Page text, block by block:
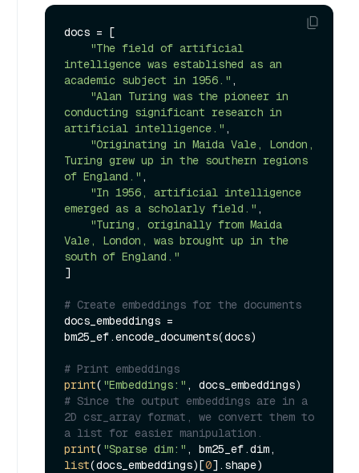
docs = [
"The field of artificial
intelligence was established as an
academic subject in 1956." ,
"Alan Turing was the pioneer in
conducting significant research in
artificial intelligence." ,
"Originating in Maida Vale, London,
Turing grew up in the southern regions
of England." ,
"In 1956, artificial intelligence
emerged as a scholarly field." ,
"Turing, originally from Maida
Vale, London, was brought up in the
south of England."
]
# Create embeddings for the documents
docs_embeddings =
bm25_ef.encode_documents(docs)
# Print embeddings
print( "Embeddings:"
# Since the output embeddings are in a
2D csr_array format, we convert them to
a list for easier manipulation.
print( "Sparse dim:"
list(docs_embeddings)[0